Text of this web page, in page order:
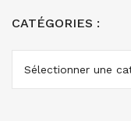
CATÉGORIES :